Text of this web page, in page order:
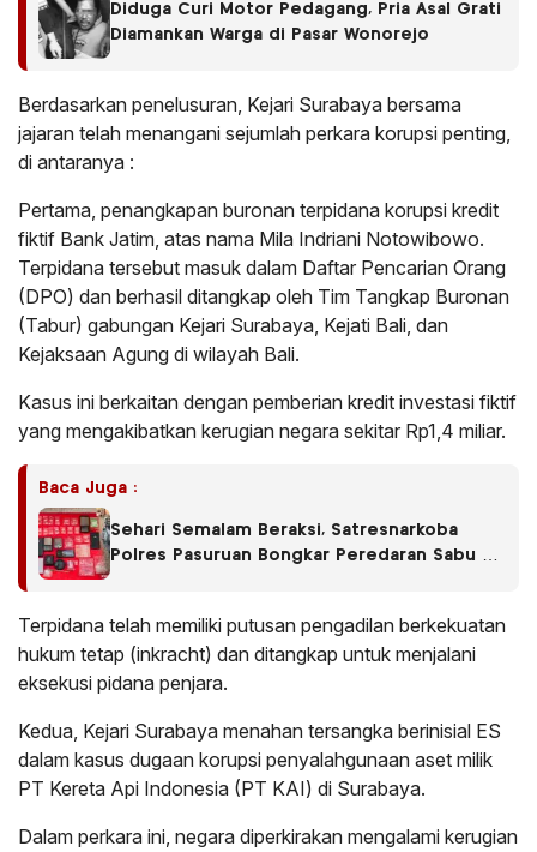
Diduga Curi Motor Pedagang, Pria Asal Grati
Diamankan Warga di Pasar Wonorejo
Berdasarkan penelusuran, Kejari Surabaya bersama
jajaran telah menangani sejumlah perkara korupsi penting,
di antaranya :
Pertama, penangkapan buronan terpidana korupsi kredit
fiktif Bank Jatim, atas nama Mila Indriani Notowibowo.
Terpidana tersebut masuk dalam Daftar Pencarian Orang
(DPO) dan berhasil ditangkap oleh Tim Tangkap Buronan
(Tabur) gabungan Kejari Surabaya, Kejati Bali, dan
Kejaksaan Agung di wilayah Bali.
Kasus ini berkaitan dengan pemberian kredit investasi fiktif
yang mengakibatkan kerugian negara sekitar Rp1,4 miliar.
Baca Juga :
Sehari Semalam Beraksi, Satresnarkoba
Polres Pasuruan Bongkar Peredaran Sabu di
Terpidana telah memiliki putusan pengadilan berkekuatan
hukum tetap (inkracht) dan ditangkap untuk menjalani
eksekusi pidana penjara.
Kedua, Kejari Surabaya menahan tersangka berinisial ES
dalam kasus dugaan korupsi penyalahgunaan aset milik
PT Kereta Api Indonesia (PT KAI) di Surabaya.
Dalam perkara ini, negara diperkirakan mengalami kerugian